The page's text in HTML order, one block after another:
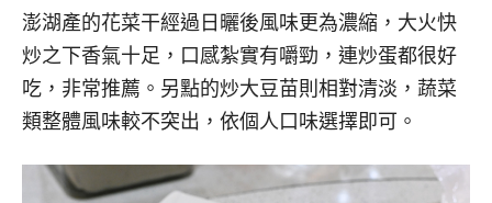
澎湖產的花菜干經過日曬後風味更為濃縮，大火快
炒之下香氣十足，口感紮實有嚼勁，連炒蛋都很好
吃，非常推薦。另點的炒大豆苗則相對清淡，蔬菜
類整體風味較不突出，依個人口味選擇即可。